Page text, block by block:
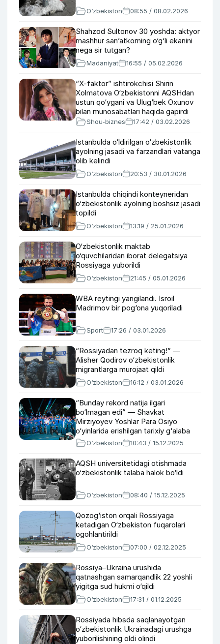
O‘zbekiston 08:55 / 08.02.2026
Shahzod Sultonov 30 yoshda: aktyor
mashhur san’atkorning o‘g‘li ekanini
nega sir tutgan?
Madaniyat 16:55 / 05.02.2026
“X-faktor” ishtirokchisi Shirin
Xolmatova O‘zbekistonni AQSHdan
ustun qo‘ygani va Ulug‘bek Oxunov
bilan munosabatlari haqida gapirdi
Shou-biznes 17:42 / 03.02.2026
Istanbulda o‘ldirilgan o‘zbekistonlik
ayolning jasadi va farzandlari vatanga
olib kelindi
O‘zbekiston 20:53 / 30.01.2026
Istanbulda chiqindi konteyneridan
o‘zbekistonlik ayolning boshsiz jasadi
topildi
O‘zbekiston 13:19 / 25.01.2026
O‘zbekistonlik maktab
o‘quvchilaridan iborat delegatsiya
Rossiyaga yuborildi
O‘zbekiston 21:45 / 05.01.2026
WBA reytingi yangilandi. Isroil
Madrimov bir pog‘ona yuqoriladi
Sport 17:26 / 03.01.2026
“Rossiyadan tezroq keting!” —
Alisher Qodirov o‘zbekistonlik
migrantlarga murojaat qildi
O‘zbekiston 16:12 / 03.01.2026
“Bunday rekord natija ilgari
bo‘lmagan edi” — Shavkat
Mirziyoyev Yoshlar Para Osiyo
o‘yinlarida erishilgan tarixiy g‘alaba
bilan tabrikladi
O‘zbekiston 10:43 / 15.12.2025
AQSH universitetidagi otishmada
o‘zbekistonlik talaba halok bo‘ldi
O‘zbekiston 08:40 / 15.12.2025
Qozog‘iston orqali Rossiyaga
ketadigan O‘zbekiston fuqarolari
ogohlantirildi
O‘zbekiston 07:00 / 02.12.2025
Rossiya–Ukraina urushida
qatnashgan samarqandlik 22 yoshli
yigitga sud hukmi o‘qildi
O‘zbekiston 17:31 / 01.12.2025
Rossiyada hibsda saqlanayotgan
o‘zbekistonlik Ukrainadagi urushga
yuborilishining oldi olindi